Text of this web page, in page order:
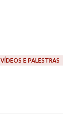
VÍDEOS E PALESTRAS